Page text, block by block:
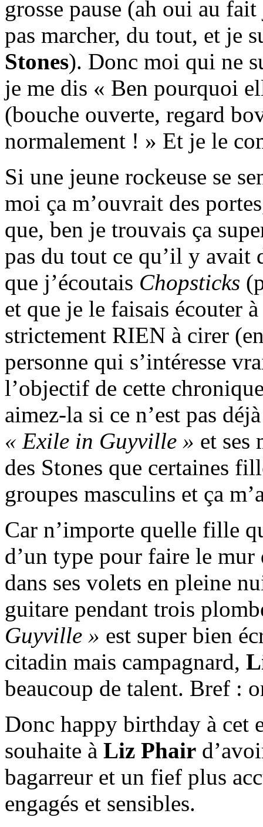
grosse pause (ah oui au
pas marcher, du tout, et je
Stones). Donc moi qui ne
je me dis « Ben pourquoi
(bouche ouverte, regard
normalement ! » Et je le
Si une jeune rockeuse se
moi ça m’ouvrait des
que, ben je trouvais ça
pas du tout ce qu’il y avait
que j’écoutais Chopsticks
et que je le faisais écouter
strictement RIEN à cirer
personne qui s’intéresse
l’objectif de cette
aimez-la si ce n’est pas
« Exile in Guyville » et ses
des Stones que certaines
groupes masculins et ça
Car n’importe quelle fille
d’un type pour faire le
dans ses volets en pleine
guitare pendant trois
Guyville » est super bien
citadin mais campagnard,
beaucoup de talent. Bref :
Donc happy birthday à cet
souhaite à Liz Phair
bagarreur et un fief plus
engagés et sensibles.